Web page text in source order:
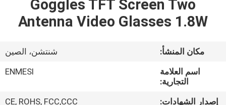
منتجات
معلومات
جولة
Goggles TFT Screen Two
Antenna Video Glasses 1.8W
مكان المنشأ:
شنتشن، الصين
اسم العلامة
التجارية:
ENMESI
إصدار الشهادات:
CE, ROHS, FCC,CCC